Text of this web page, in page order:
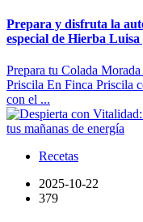
Prepara y disfruta la
especial de Hierba
Prepara tu Colada
Priscila En Finca Priscila
con el ...
Recetas
2025-10-22
379